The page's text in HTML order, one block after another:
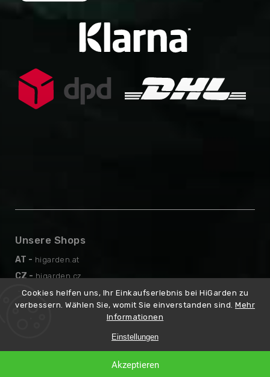
Cookies helfen uns, Ihr Einkaufserlebnis bei HiGarden zu
verbessern. Wählen Sie, womit Sie einverstanden sind. Mehr
Informationen
Einstellungen
Akzeptieren
Unsere Shops
AT - higarden.at
CZ - higarden.cz
EN - higarden.eu
PL - higarden.pl
Erstellt
von
higarden.de. Alle Rechte vorbehalten.